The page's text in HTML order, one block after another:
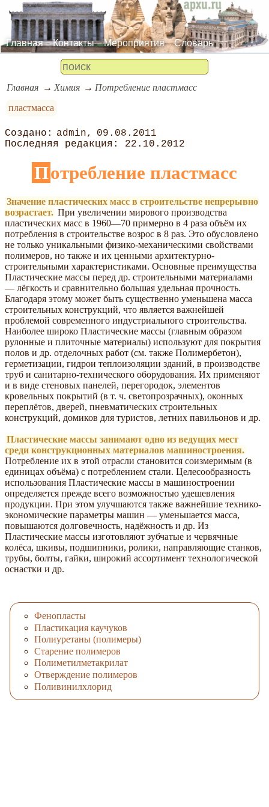
Главная Контакты Мероприятия Словарь
Главная Химия
Потребление пластмасс
пластмасса
admin
09.08.2011
22.10.2012
Потребление пластмасс
Значение пластических масс в строительстве непрерывно
возрастает. При увеличении мирового производства
пластических масс в 1960—70 примерно в 4 раза объём их
потребления в строительстве возрос в 8 раз. Это обусловлено
не только уникальными физико-механическими свойствами
полимеров, но также и их ценными архитектурно-
строительными характеристиками. Основные преимущества
Пластические массы перед др. строительными материалами
— лёгкость и сравнительно большая удельная прочность.
Благодаря этому может быть существенно уменьшена масса
строительных конструкций, что является важнейшей
проблемой современного индустриального строительства.
Наиболее широко Пластические массы (главным образом
рулонные и плиточные материалы) используют для покрытия
полов и др. отделочных работ (см. также Полимербетон),
герметизации, гидрои теплоизоляции зданий, в производстве
труб и санитарно-технического оборудования. Их применяют
и в виде стеновых панелей, перегородок, элементов
кровельных покрытий (в т. ч. светопрозрачных), оконных
переплётов, дверей, пневматических строительных
конструкций, домиков для туристов, летних павильонов и др.
Пластические массы занимают одно из ведущих мест
среди конструкционных материалов машиностроения.
Потребление их в этой отрасли становится соизмеримым (в
единицах объёма) с потреблением стали. Целесообразность
использования Пластические массы в машиностроении
определяется прежде всего возможностью удешевления
продукции. При этом улучшаются также важнейшие технико-
экономические параметры машин — уменьшается масса,
повышаются долговечность, надёжность и др. Из
Пластические массы изготовляют зубчатые и червячные
колёса, шкивы, подшипники, ролики, направляющие станков,
трубы, болты, гайки, широкий ассортимент технологической
оснастки и др.
Фенопласты
Пластикация каучуков
Полиуретаны (полимеры)
Старение полимеров
Полиметилметакрилат
Отверждение полимеров
Поливинилхлорид